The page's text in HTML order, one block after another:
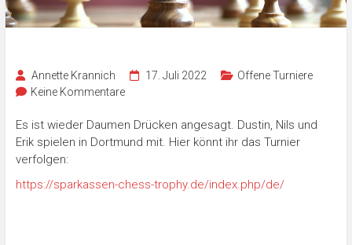
Annette Krannich 17. Juli 2022
Offene Turniere
Keine Kommentare
Es ist wieder Daumen Drücken angesagt. Dustin, Nils und
Erik spielen in Dortmund mit. Hier könnt ihr das Turnier
verfolgen:
https://sparkassen-chess-trophy.de/index.php/de/